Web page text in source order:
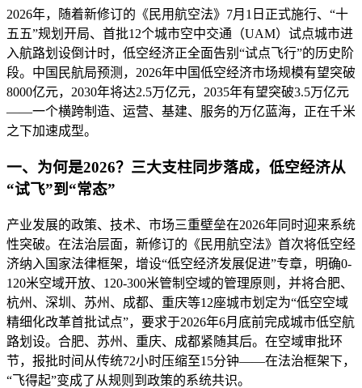
2026年，随着新修订的《民用航空法》7月1日正式施行、“十
五五”规划开局、首批12个城市空中交通（UAM）试点城市进
入航路划设倒计时，低空经济正全面告别“试点飞行”的历史阶
段。中国民航局预测，2026年中国低空经济市场规模有望突破
8000亿元，2030年将达2.5万亿元，2035年有望突破3.5万亿元
——一个横跨制造、运营、基建、服务的万亿蓝海，正在千米
之下加速成型。
一、为何是2026？三大支柱同步落成，低空经济从
“试飞”到“常态”
产业发展的政策、技术、市场三重壁垒在2026年同时迎来系统
性突破。在法治层面，新修订的《民用航空法》首次将低空经
济纳入国家法律框架，增设“低空经济发展促进”专章，明确0-
120米空域开放、120-300米管制空域的管理原则，并将合肥、
杭州、深圳、苏州、成都、重庆等12座城市划定为“低空空域
精细化改革首批试点”，要求于2026年6月底前完成城市低空航
路划设。合肥、苏州、重庆、成都紧随其后。在空域审批环
节，报批时间从传统72小时压缩至15分钟——在法治框架下，
“飞得起”变成了从规则到政策的系统共识。